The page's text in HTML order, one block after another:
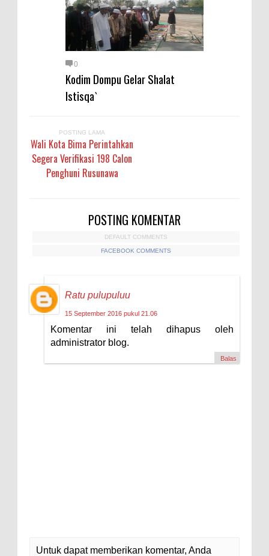
0
Kodim Dompu Gelar Shalat
Istisqa`
POSTING LAMA
Wali Kota Bima Perintahkan
Segera Verifikasi 198 Calon
Penghuni Rusunawa
POSTING KOMENTAR
DEFAULT COMMENTS
FACEBOOK COMMENTS
Ratu pulupuluu
15 September 2016 pukul 21.06
Komentar ini telah dihapus oleh
administrator blog.
Balas
Untuk dapat memberikan komentar, Anda